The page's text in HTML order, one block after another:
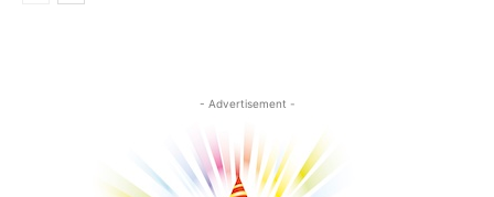
- Advertisement -